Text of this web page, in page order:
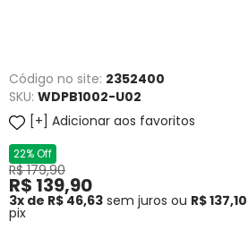
Código no site: 2352400
SKU: WDPB1002-U02
Adicionar aos favoritos
22% Off
R$ 179,90
R$ 139,90
3x de R$ 46,63 sem juros ou R$ 137,10
pix